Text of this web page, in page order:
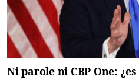
Ni parole ni CBP One: